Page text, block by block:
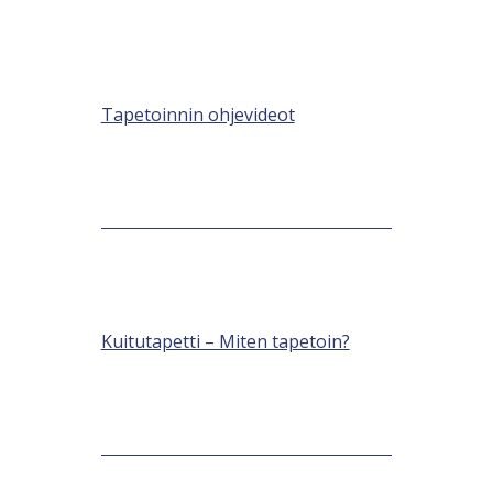
Tapetoinnin ohjevideot
Kuitutapetti – Miten tapetoin?